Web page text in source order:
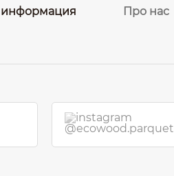
информация Про нас
@ecowood.parquet